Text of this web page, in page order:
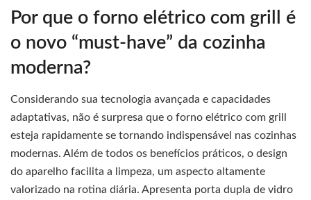
Por que o forno elétrico com grill é
o novo “must-have” da cozinha
moderna?
Considerando sua tecnologia avançada e capacidades
adaptativas, não é surpresa que o forno elétrico com grill
esteja rapidamente se tornando indispensável nas cozinhas
modernas. Além de todos os benefícios práticos, o design
do aparelho facilita a limpeza, um aspecto altamente
valorizado na rotina diária. Apresenta porta dupla de vidro